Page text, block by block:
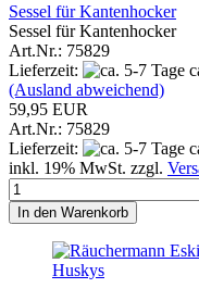
Sessel für Kantenhocker
Sessel für Kantenhocker
Art.Nr.: 75829
Lieferzeit:
(Ausland abweichend)
59,95 EUR
Art.Nr.: 75829
Lieferzeit:
inkl. 19% MwSt. zzgl.
In den Warenkorb